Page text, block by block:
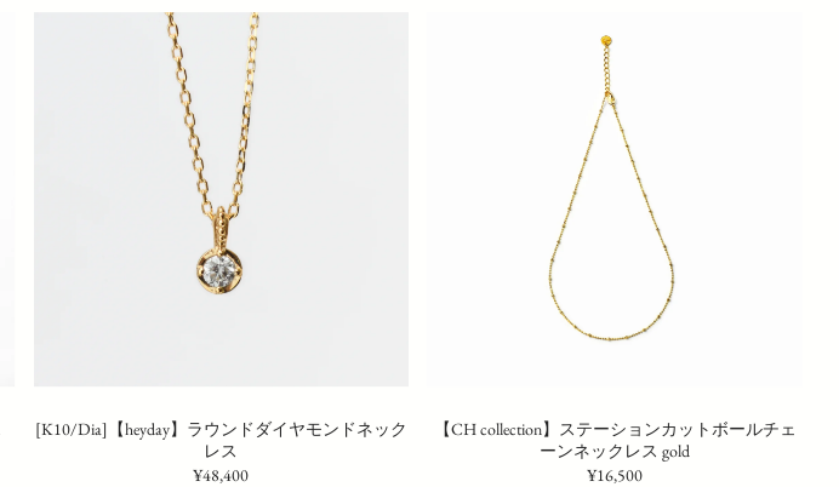
[K10/Dia]【heyday】ラウンドダイヤモンドネック
レス
¥48,400
【CH collection】ステーションカットボールチェ
ーンネックレス gold
¥16,500